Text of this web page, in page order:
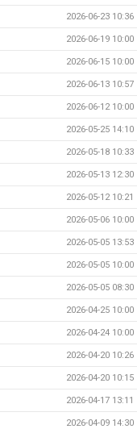
2026-06-23 10:36
2026-06-19 10:00
2026-06-15 10:00
2026-06-13 10:57
2026-06-12 10:00
2026-05-25 14:10
2026-05-18 10:33
2026-05-13 12:30
2026-05-12 10:21
2026-05-06 10:00
2026-05-05 13:53
2026-05-05 10:00
2026-05-05 08:30
2026-04-25 10:00
2026-04-24 10:00
2026-04-20 10:26
2026-04-20 10:15
2026-04-17 13:11
2026-04-09 14:30